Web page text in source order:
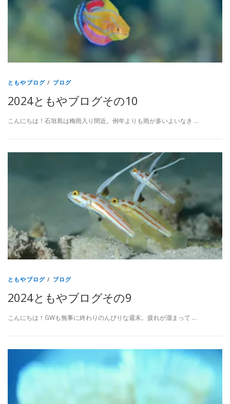
ともやブログ / ブログ
2024ともやブログその10
こんにちは！石垣島は梅雨入り間近。例年よりも雨が多いよいなき …
ともやブログ / ブログ
2024ともやブログその9
こんにちは！GWも無事に終わりのんびりな週末。疲れが溜まって …